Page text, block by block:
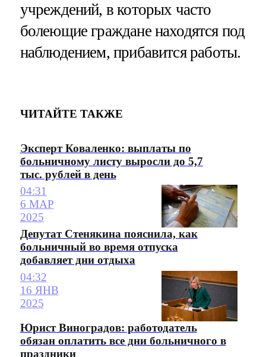
учреждений, в которых часто
болеющие граждане находятся под
наблюдением, прибавится работы.
ЧИТАЙТЕ ТАКЖЕ
Эксперт Коваленко: выплаты по
больничному листу выросли до 5,7
тыс. рублей в день
04:31
6 МАР
2025
Депутат Стенякина пояснила, как
больничный во время отпуска
добавляет дни отдыха
04:32
16 ЯНВ
2025
Юрист Виноградов: работодатель
обязан оплатить все дни больничного в
праздники